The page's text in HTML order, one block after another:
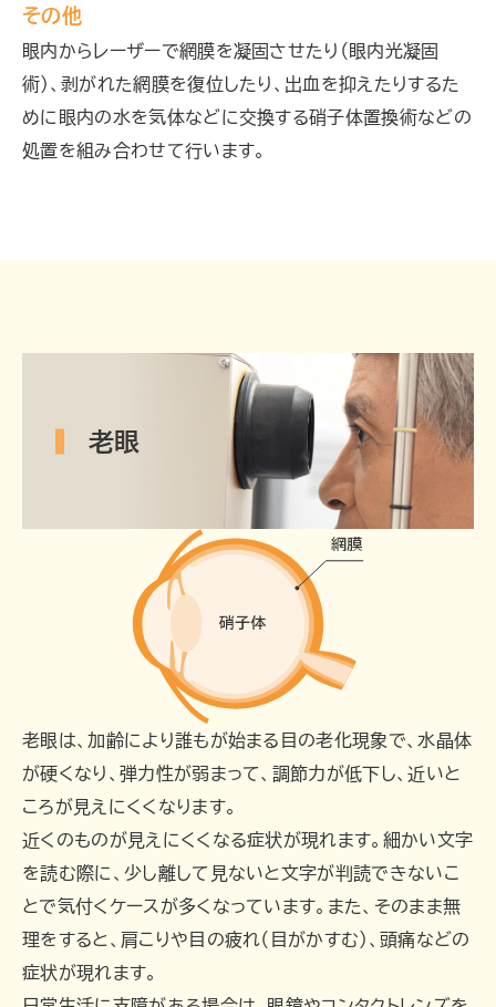
その他
眼内からレーザーで網膜を凝固させたり（眼内光凝固
術）、剥がれた網膜を復位したり、出血を抑えたりするた
めに眼内の水を気体などに交換する硝子体置換術などの
処置を組み合わせて行います。
老眼
老眼は、加齢により誰もが始まる目の老化現象で、水晶体
が硬くなり、弾力性が弱まって、調節力が低下し、近いと
ころが見えにくくなります。
近くのものが見えにくくなる症状が現れます。細かい文字
を読む際に、少し離して見ないと文字が判読できないこ
とで気付くケースが多くなっています。また、そのまま無
理をすると、肩こりや目の疲れ（目がかすむ）、頭痛などの
症状が現れます。